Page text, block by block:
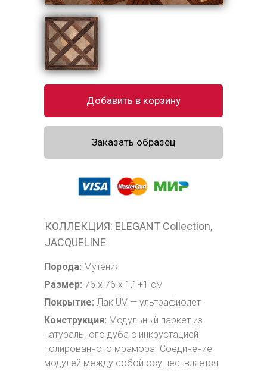
Добавить в корзину
Заказать образец
КОЛЛЕКЦИЯ: ELEGANT Collection,
JACQUELINE
Порода: Мутения
Размер: 76 x 76 x 1,1+1 см
Конструкция: Модульный паркет из
натурального дуба с инкрустацией
полированного мрамора. Соединение
модулей между собой осуществляется
Покрытие: Лак UV — ультрафиолет